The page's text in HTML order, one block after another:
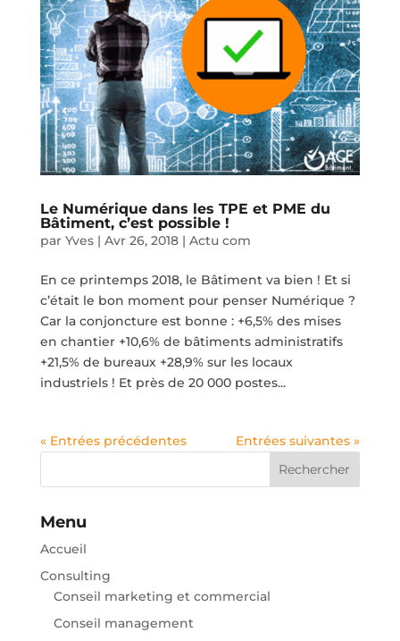
Le Numérique dans les TPE et PME du
Bâtiment, c’est possible !
par Yves| Avr 26, 2018| Actu com
En ce printemps 2018, le Bâtiment va bien ! Et si
c’était le bon moment pour penser Numérique ?
Car la conjoncture est bonne : +6,5% des mises
en chantier +10,6% de bâtiments administratifs
+21,5% de bureaux +28,9% sur les locaux
industriels ! Et près de 20 000 postes...
« Entrées précédentes
Entrées suivantes »
Rechercher
Menu
Accueil
Consulting
Conseil marketing et commercial
Conseil management